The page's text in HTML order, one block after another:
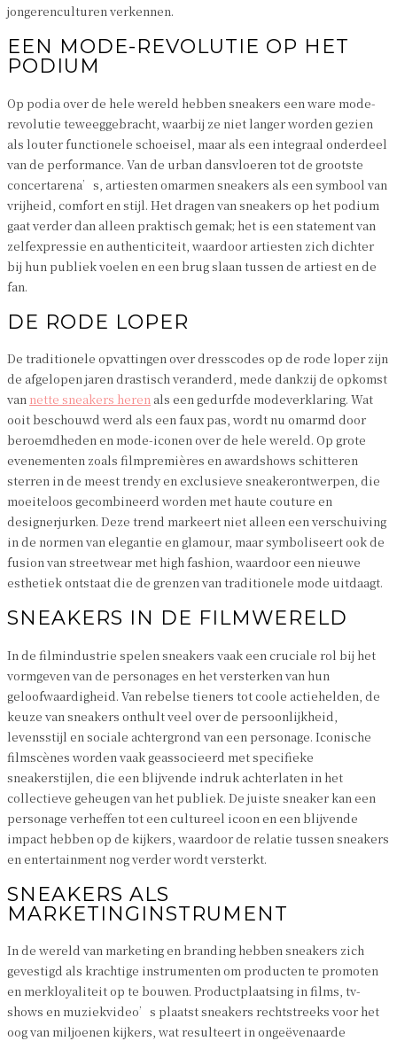
jongerenculturen verkennen.
EEN MODE-REVOLUTIE OP HET
PODIUM
Op podia over de hele wereld hebben sneakers een ware mode-
revolutie teweeggebracht, waarbij ze niet langer worden gezien
als louter functionele schoeisel, maar als een integraal onderdeel
van de performance. Van de urban dansvloeren tot de grootste
concertarena’s, artiesten omarmen sneakers als een symbool van
vrijheid, comfort en stijl. Het dragen van sneakers op het podium
gaat verder dan alleen praktisch gemak; het is een statement van
zelfexpressie en authenticiteit, waardoor artiesten zich dichter
bij hun publiek voelen en een brug slaan tussen de artiest en de
fan.
DE RODE LOPER
De traditionele opvattingen over dresscodes op de rode loper zijn
de afgelopen jaren drastisch veranderd, mede dankzij de opkomst
van nette sneakers heren als een gedurfde modeverklaring. Wat
ooit beschouwd werd als een faux pas, wordt nu omarmd door
beroemdheden en mode-iconen over de hele wereld. Op grote
evenementen zoals filmpremières en awardshows schitteren
sterren in de meest trendy en exclusieve sneakerontwerpen, die
moeiteloos gecombineerd worden met haute couture en
designerjurken. Deze trend markeert niet alleen een verschuiving
in de normen van elegantie en glamour, maar symboliseert ook de
fusion van streetwear met high fashion, waardoor een nieuwe
esthetiek ontstaat die de grenzen van traditionele mode uitdaagt.
SNEAKERS IN DE FILMWERELD
In de filmindustrie spelen sneakers vaak een cruciale rol bij het
vormgeven van de personages en het versterken van hun
geloofwaardigheid. Van rebelse tieners tot coole actiehelden, de
keuze van sneakers onthult veel over de persoonlijkheid,
levensstijl en sociale achtergrond van een personage. Iconische
filmscènes worden vaak geassocieerd met specifieke
sneakerstijlen, die een blijvende indruk achterlaten in het
collectieve geheugen van het publiek. De juiste sneaker kan een
personage verheffen tot een cultureel icoon en een blijvende
impact hebben op de kijkers, waardoor de relatie tussen sneakers
en entertainment nog verder wordt versterkt.
SNEAKERS ALS
MARKETINGINSTRUMENT
In de wereld van marketing en branding hebben sneakers zich
gevestigd als krachtige instrumenten om producten te promoten
en merkloyaliteit op te bouwen. Productplaatsing in films, tv-
shows en muziekvideo’s plaatst sneakers rechtstreeks voor het
oog van miljoenen kijkers, wat resulteert in ongeëvenaarde